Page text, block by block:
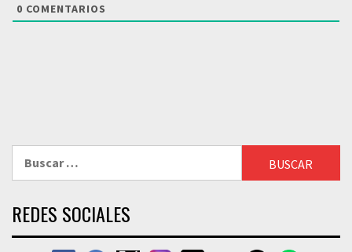
0 COMENTARIOS
REDES SOCIALES